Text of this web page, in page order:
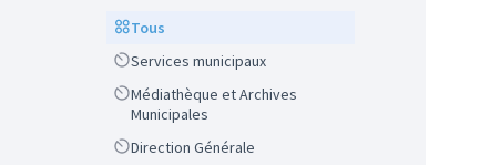
ScopeTous
ScopeServices municipaux
Scope
Médiathèque et Archives
Municipales
ScopeDirection Générale